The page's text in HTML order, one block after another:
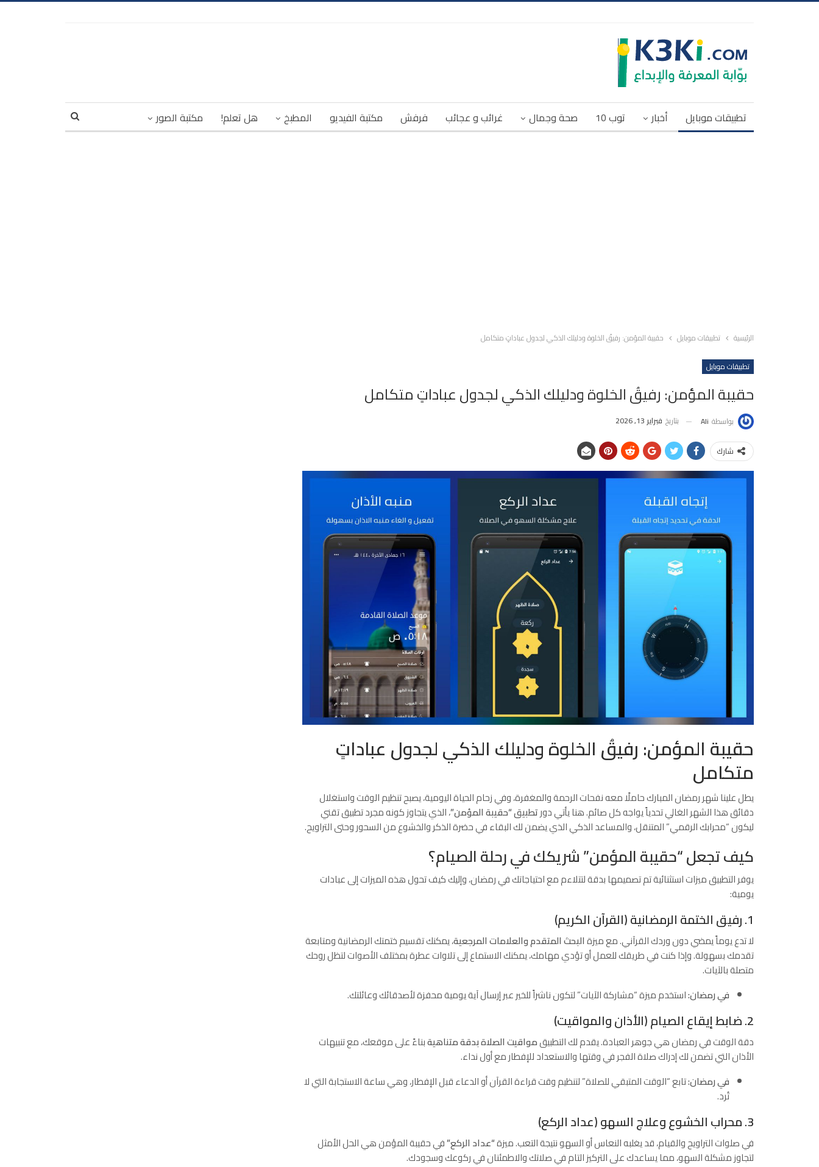
تطبيقات موبايل أخبار توب 10 صحة وجمال غرائب و عجائب فرفش مكتبة الفيديو المطبخ هل تعلم! مكتبة الصور
الرئيسية تطبيقات موبايل حقيبة المؤمن: رفيقُ الخلوة ودليلك الذكي لجدول عباداتٍ متكامل
تطبيقات موبايل
حقيبة المؤمن: رفيقُ الخلوة ودليلك الذكي لجدول عباداتٍ متكامل
بواسطة Ali بتاريخ فبراير 13, 2026
شارك
حقيبة المؤمن: رفيقُ الخلوة ودليلك الذكي لجدول عباداتٍ
متكامل
يطل علينا شهر رمضان المبارك حاملًا معه نفحات الرحمة والمغفرة، وفي زحام الحياة اليومية، يصبح تنظيم الوقت واستغلال
دقائق هذا الشهر الغالي تحدياً يواجه كل صائم. هنا يأتي دورتطبيق “حقيبة المؤمن”، الذي يتجاوز كونه مجرد تطبيق تقني
ليكون “محرابك الرقمي” المتنقل، والمساعد الذكي الذي يضمن لك البقاء في حضرة الذكر والخشوع من السحور وحتى التراويح.
كيف تجعل “حقيبة المؤمن” شريكك في رحلة الصيام؟
يوفر التطبيق ميزات استثنائية تم تصميمها بدقة لتتلاءم مع احتياجاتك في رمضان، وإليك كيف تحول هذه الميزات إلى عبادات
يومية:
1. رفيق الختمة الرمضانية (القرآن الكريم)
لا تدع يوماً يمضي دون وردك القرآني. مع ميزةالبحث المتقدم والعلامات المرجعية، يمكنك تقسيم ختمتك الرمضانية ومتابعة
تقدمك بسهولة. وإذا كنت في طريقك للعمل أو تؤدي مهامك، يمكنك الاستماع إلى تلاوات عطرة بمختلف الأصوات لتظل روحك
متصلة بالآيات.
في رمضان:استخدم ميزة “مشاركة الآيات” لتكون ناشراً للخير عبر إرسال آية يومية محفزة لأصدقائك وعائلتك.
2. ضابط إيقاع الصيام (الأذان والمواقيت)
دقة الوقت في رمضان هي جوهر العبادة. يقدم لك التطبيقمواقيت الصلاة بدقة متناهيةبناءً على موقعك، مع تنبيهات
الأذان التي تضمن لك إدراك صلاة الفجر في وقتها والاستعداد للإفطار مع أول نداء.
في رمضان:تابع “الوقت المتبقي للصلاة” لتنظيم وقت قراءة القرآن أو الدعاء قبل الإفطار، وهي ساعة الاستجابة التي لا
تُرد.
3. محراب الخشوع وعلاج السهو (عداد الركع)
في صلوات التراويح والقيام، قد يغلبه النعاس أو السهو نتيجة التعب. ميزة“عداد الركع”في حقيبة المؤمن هي الحل الأمثل
لتجاوز مشكلة السهو، مما يساعدك على التركيز التام في صلاتك والاطمئنان في ركوعك وسجودك.